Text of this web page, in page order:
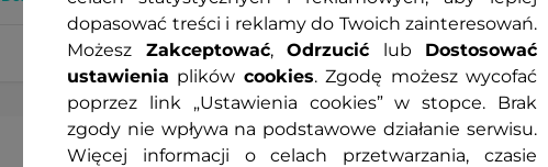
+ Dodaj do koszyka + Dodaj do koszyka
dopasować treści i reklamy do Twoich zainteresowań.
Możesz Zakceptować, Odrzucić lub Dostosować
ustawienia plików cookies. Zgodę możesz wycofać
poprzez link „Ustawienia cookies” w stopce. Brak
zgody nie wpływa na podstawowe działanie serwisu.
Więcej informacji o celach przetwarzania, czasie